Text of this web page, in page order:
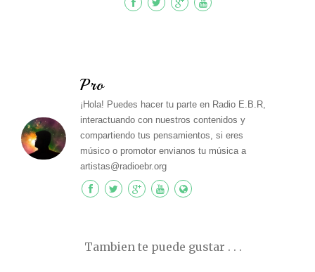
Pro
¡Hola! Puedes hacer tu parte en Radio E.B.R,
interactuando con nuestros contenidos y
compartiendo tus pensamientos, si eres
músico o promotor envianos tu música a
artistas@radioebr.org
Tambien te puede gustar . . .